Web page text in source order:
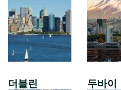
더블린 두바이